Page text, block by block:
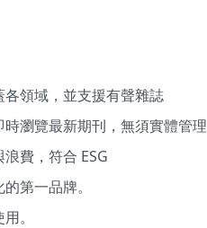
領域，並支援有聲雜誌
瀏覽最新期刊，無須實體管理
費，符合 ESG
第一品牌。
。